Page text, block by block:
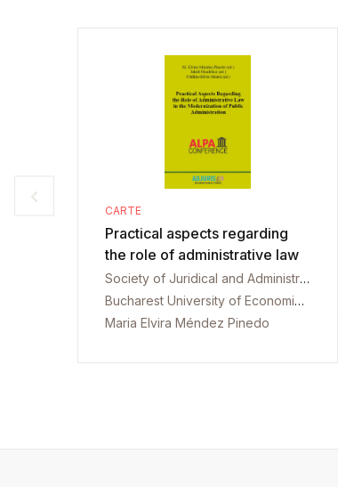
CARTE
Practical aspects regarding
the role of administrative law
Society of Juridical and Administrative Science. International conference. 2. 2019. Bucharest
Bucharest University of Economic Studies. Law Department. International conference. 2. 2019. Bucharest
Maria Elvira Méndez Pinedo